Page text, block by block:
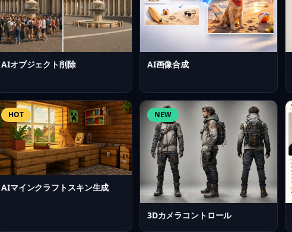
AIオブジェクト削除 AI画像合成
HOT
AIマインクラフトスキン生成
NEW
3Dカメラコントロール